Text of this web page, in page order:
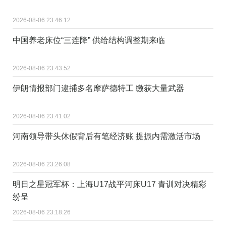
2026-08-06 23:46:12
中国养老床位“三连降” 供给结构调整期来临
2026-08-06 23:43:52
伊朗情报部门逮捕多名摩萨德特工 缴获大量武器
2026-08-06 23:41:02
河南领导带头休假背后有笔经济账 提振内需激活市场
2026-08-06 23:26:08
明日之星冠军杯：上海U17战平河床U17 青训对决精彩
纷呈
2026-08-06 23:18:26